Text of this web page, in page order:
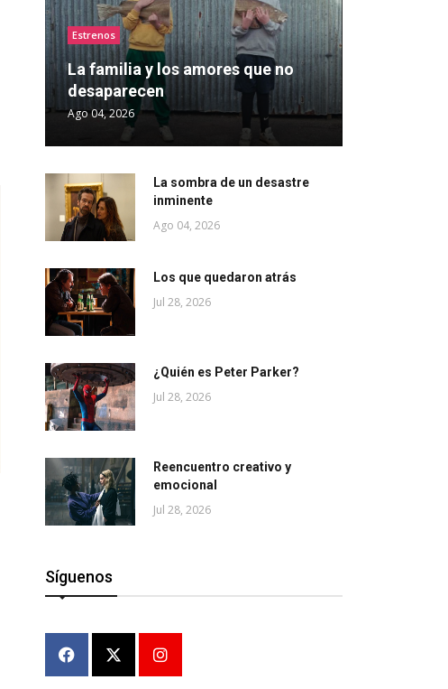
Estrenos
La familia y los amores que no
desaparecen
Ago 04, 2026
La sombra de un desastre
inminente
Ago 04, 2026
Los que quedaron atrás
Jul 28, 2026
¿Quién es Peter Parker?
Jul 28, 2026
Reencuentro creativo y
emocional
Jul 28, 2026
Síguenos